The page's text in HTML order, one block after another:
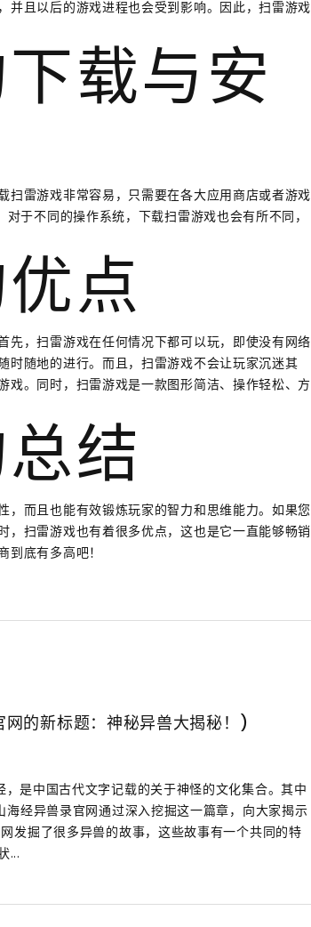
并且以后的游戏进程也会受到影响。因此，扫雷游戏
载与安
扫雷游戏非常容易，只需要在各大应用商店或者游戏
于不同的操作系统，下载扫雷游戏也会有所不同，
点
先，扫雷游戏在任何情况下都可以玩，即使没有网络
时随地的进行。而且，扫雷游戏不会让玩家沉迷其
戏。同时，扫雷游戏是一款图形简洁、操作轻松、方
结
而且也能有效锻炼玩家的智力和思维能力。如果您
，扫雷游戏也有着很多优点，这也是它一直能够畅销
底有多高吧！
的新标题：神秘异兽大揭秘！)
是中国古代文字记载的关于神怪的文化集合。其中
海经异兽录官网通过深入挖掘这一篇章，向大家揭示
发掘了很多异兽的故事，这些故事有一个共同的特
...